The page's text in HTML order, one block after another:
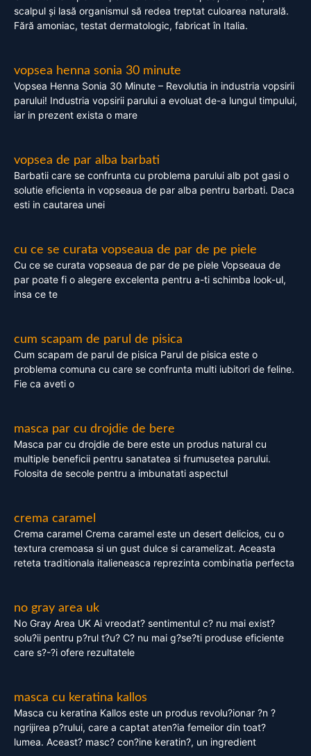
scalpul și lasă organismul să redea treptat culoarea naturală.
Fără amoniac, testat dermatologic, fabricat în Italia.
vopsea henna sonia 30 minute
Vopsea Henna Sonia 30 Minute – Revolutia in industria vopsirii
parului! Industria vopsirii parului a evoluat de-a lungul timpului,
iar in prezent exista o mare
vopsea de par alba barbati
Barbatii care se confrunta cu problema parului alb pot gasi o
solutie eficienta in vopseaua de par alba pentru barbati. Daca
esti in cautarea unei
cu ce se curata vopseaua de par de pe piele
Cu ce se curata vopseaua de par de pe piele Vopseaua de
par poate fi o alegere excelenta pentru a-ti schimba look-ul,
insa ce te
cum scapam de parul de pisica
Cum scapam de parul de pisica Parul de pisica este o
problema comuna cu care se confrunta multi iubitori de feline.
Fie ca aveti o
masca par cu drojdie de bere
Masca par cu drojdie de bere este un produs natural cu
multiple beneficii pentru sanatatea si frumusetea parului.
Folosita de secole pentru a imbunatati aspectul
crema caramel
Crema caramel Crema caramel este un desert delicios, cu o
textura cremoasa si un gust dulce si caramelizat. Aceasta
reteta traditionala italieneasca reprezinta combinatia perfecta
no gray area uk
No Gray Area UK Ai vreodat? sentimentul c? nu mai exist?
solu?ii pentru p?rul t?u? C? nu mai g?se?ti produse eficiente
care s?-?i ofere rezultatele
masca cu keratina kallos
Masca cu keratina Kallos este un produs revolu?ionar ?n ?
ngrijirea p?rului, care a captat aten?ia femeilor din toat?
lumea. Aceast? masc? con?ine keratin?, un ingredient